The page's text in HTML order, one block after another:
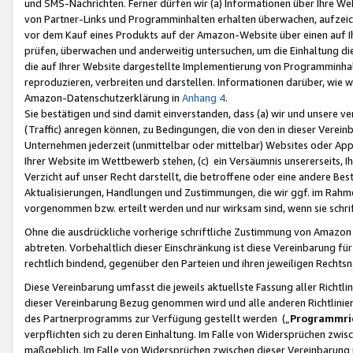
und SMS-Nachrichten. Ferner dürfen wir (a) Informationen über Ihre
von Partner-Links und Programminhalten erhalten überwachen,
vor dem Kauf eines Produkts auf der Amazon-Website über einen
prüfen, überwachen und anderweitig untersuchen, um die Einhaltung
die auf Ihrer Website dargestellte Implementierung von
reproduzieren, verbreiten und darstellen. Informationen darüber, wie
Amazon-Datenschutzerklärung in Anhang 4.
Sie bestätigen und sind damit einverstanden, dass (a) wir und
(Traffic) anregen können, zu Bedingungen, die von den in dieser
Unternehmen jederzeit (unmittelbar oder mittelbar) Websites oder
Ihrer Website im Wettbewerb stehen, (c) ein Versäumnis unsererseits,
Verzicht auf unser Recht darstellt, die betroffene oder eine andere
Aktualisierungen, Handlungen und Zustimmungen, die wir ggf. im
vorgenommen bzw. erteilt werden und nur wirksam sind, wenn sie
Ohne die ausdrückliche vorherige schriftliche Zustimmung von
abtreten. Vorbehaltlich dieser Einschränkung ist diese Vereinbarung
rechtlich bindend, gegenüber den Parteien und ihren jeweiligen
Diese Vereinbarung umfasst die jeweils aktuellste Fassung aller
dieser Vereinbarung Bezug genommen wird und alle anderen
des Partnerprogramms zur Verfügung gestellt werden („
verpflichten sich zu deren Einhaltung. Im Falle von Widersprüchen
maßgeblich. Im Falle von Widersprüchen zwischen dieser